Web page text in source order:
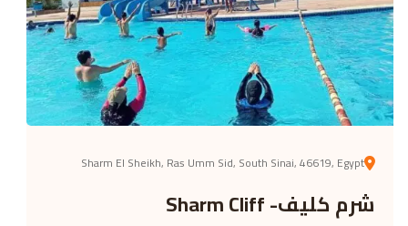
Sharm El Sheikh, Ras Umm Sid, South Sinai, 46619, Egypt
شرم كليف- Sharm Cliff